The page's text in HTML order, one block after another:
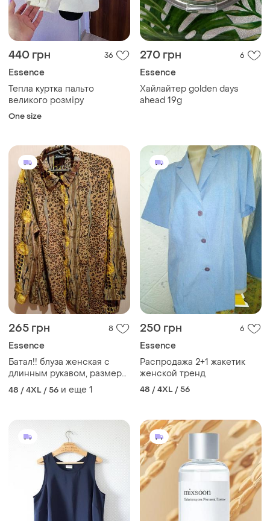
440 грн 36
Essence
Тепла куртка пальто
великого розміру
One size
270 грн 6
Essence
Хайлайтер golden days
ahead 19g
265 грн 8
Essence
Батал!! блуза женская с
длинным рукавом, размер
22/24.
48 / 4XL / 56 и еще 1
250 грн 6
Essence
Распродажа 2+1 жакетик
женской тренд
48 / 4XL / 56